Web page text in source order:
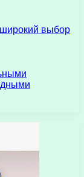
широкий выбор